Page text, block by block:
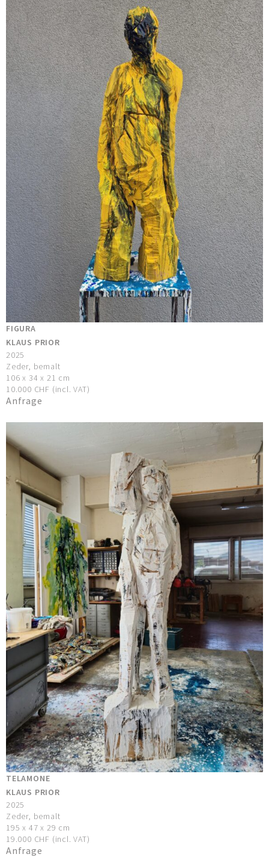
FIGURA
KLAUS PRIOR
2025
Zeder, bemalt
106 x 34 x 21 cm
10.000 CHF (incl. VAT)
Anfrage
TELAMONE
KLAUS PRIOR
2025
Zeder, bemalt
195 x 47 x 29 cm
19.000 CHF (incl. VAT)
Anfrage